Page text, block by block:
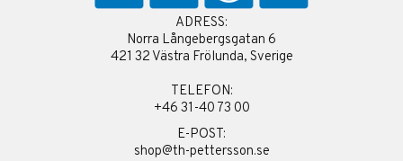
ADRESS:
Norra Långebergsgatan 6
421 32 Västra Frölunda, Sverige
TELEFON:
+46 31-40 73 00
E-POST:
shop@th-pettersson.se